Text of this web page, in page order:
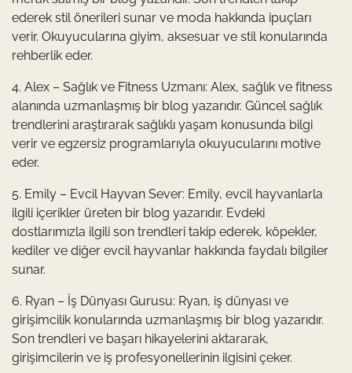
ederek stil önerileri sunar ve moda hakkında ipuçları
verir. Okuyucularına giyim, aksesuar ve stil konularında
rehberlik eder.
4. Alex – Sağlık ve Fitness Uzmanı: Alex, sağlık ve fitness
alanında uzmanlaşmış bir blog yazarıdır. Güncel sağlık
trendlerini araştırarak sağlıklı yaşam konusunda bilgi
verir ve egzersiz programlarıyla okuyucularını motive
eder.
5. Emily – Evcil Hayvan Sever: Emily, evcil hayvanlarla
ilgili içerikler üreten bir blog yazarıdır. Evdeki
dostlarımızla ilgili son trendleri takip ederek, köpekler,
kediler ve diğer evcil hayvanlar hakkında faydalı bilgiler
sunar.
6. Ryan – İş Dünyası Gurusu: Ryan, iş dünyası ve
girişimcilik konularında uzmanlaşmış bir blog yazarıdır.
Son trendleri ve başarı hikayelerini aktararak,
girişimcilerin ve iş profesyonellerinin ilgisini çeker.